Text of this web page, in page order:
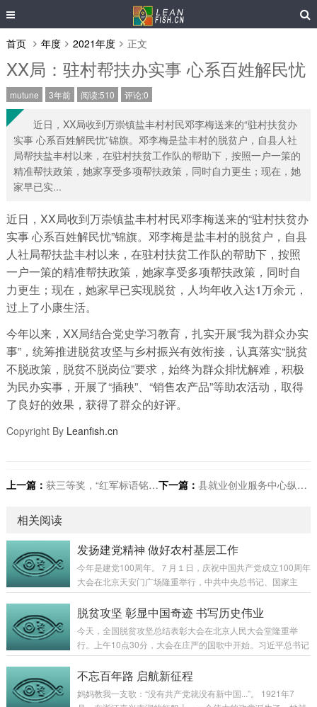
首页 年度 2021年度 正文
XX局：驻村帮扶办实事 心系百姓解民忧
mutune 3年前 阅读:510 评论:0
近日，XX局收到万崇镇盐丰村村民邓李梅送来的“驻村扶贫办
实事 心系百姓解民忧”锦旗。邓李梅是盐丰村的脱贫户，自县人社
局帮扶盐丰村以来，在驻村扶贫工作队的帮助下，按照一户一策的
精准帮扶政策，她家享受多项帮扶政策，同时自力更生；现在，她
家早已实...
近日，XX局收到万崇镇盐丰村村民邓李梅送来的“驻村扶贫办
实事 心系百姓解民忧”锦旗。邓李梅是盐丰村的脱贫户，自县
人社局帮扶盐丰村以来，在驻村扶贫工作队的帮助下，按照
一户一策的精准帮扶政策，她家享受多项帮扶政策，同时自
力更生；现在，她家早已实现脱贫，人均年收入达1万余元，
过上了小康生活。
今年以来，XX局结合党史学习教育，扎实开展“我为群众办实
事”，统筹推进脱贫攻坚与乡村振兴有效衔接，认真落实“脱贫
不脱政策，脱贫不脱岗位”要求，始终为群众排忧解难，积极
为民办实事，开展了“插秧”、“销售农产品”等助农活动，取得
了良好的效果，获得了群众的好评。
Copyright By Leanfish.cn
上一篇： 获三等奖，“红军标语铭初心 砥砺奋进担使命”主题宣讲比赛 下一篇： 县就业创业服务中心纵深推进“放管服”改革
相关阅读
发扬建党精神 做好农村基层工作
今年是建党100周年。７月１日，庆祝中国共产党成立100周年
大会在北京天安门广场隆重举行，中共中央总书记、国家主
席、中央军委主席习近平发表了重要讲话。我和同事们在村委
会全程观看了庆祝大会，并仔细聆听了总书记的讲话。总书记
年”历史交汇的关键节点，回望光辉历史、擘画光明未来，是一
篇马克思主义纲领性文献，是新时代中国共产党人不忘初心、
未来的行动指南。总书记的讲话，系统回顾了中国...
脱贫攻坚 彰显中国奇迹 书写历史伟业
今天，全国脱贫攻坚总结表彰大会在北京人民大会堂隆重举
行。上午10点30分，大会在庄严的国歌中开始。习近平总书记
向全国脱贫攻坚楷模荣誉称号获得者颁奖并发表重要讲话。总
书记庄严宣告，我国脱贫攻坚战取得了全面胜利！我在办公室
8年艰苦奋战取得脱贫攻坚全面胜利时，总书记开心地笑了。8
不忘百年路 启航新征程
妈妈教我一支歌：“没有共产党就没有新中国...”。 1921年7